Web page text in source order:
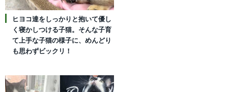
ヒヨコ達をしっかりと抱いて優し
く寝かしつける子猫。そんな子育
て上手な子猫の様子に、めんどり
も思わずビックリ！